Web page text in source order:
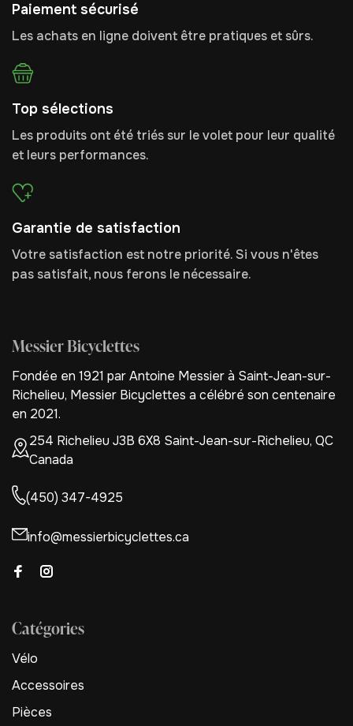
Paiement sécurisé
Les achats en ligne doivent être pratiques et sûrs.
Top sélections
Les produits ont été triés sur le volet pour leur qualité
et leurs performances.
Garantie de satisfaction
Votre satisfaction est notre priorité. Si vous n'êtes
pas satisfait, nous ferons le nécessaire.
Messier Bicyclettes
Fondée en 1921 par Antoine Messier à Saint-Jean-sur-
Richelieu, Messier Bicyclettes a célébré son centenaire
en 2021.
254 Richelieu J3B 6X8 Saint-Jean-sur-Richelieu, QC
Canada
(450) 347-4925
info@messierbicyclettes.ca
Catégories
Vélo
Accessoires
Pièces